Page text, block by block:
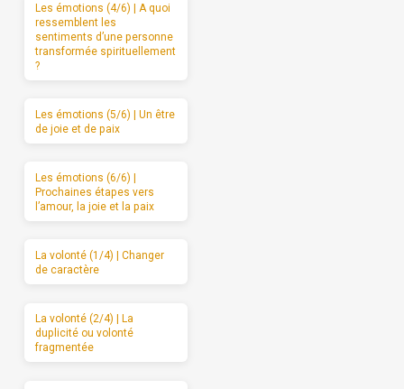
Les émotions (4/6) | A quoi
ressemblent les
sentiments d’une personne
transformée spirituellement
?
Les émotions (5/6) | Un être
de joie et de paix
Les émotions (6/6) |
Prochaines étapes vers
l’amour, la joie et la paix
La volonté (1/4) | Changer
de caractère
La volonté (2/4) | La
duplicité ou volonté
fragmentée